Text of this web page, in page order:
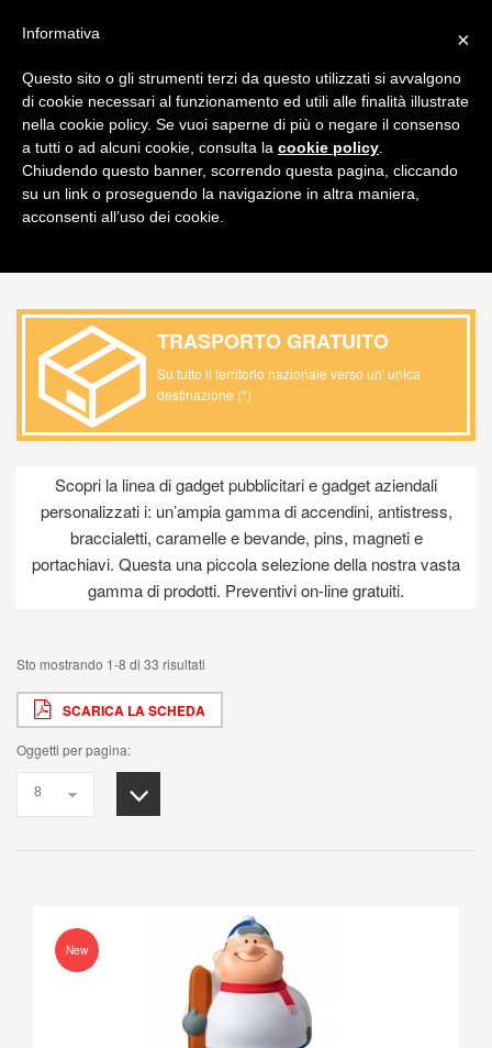
PRODOTTO / OMAGGI PROMOZIONALI /
ANTISTRESS
TRASPORTO GRATUITO
Su tutto il territorio nazionale verso un' unica
destinazione (*)
Scopri la linea di gadget pubblicitari e gadget aziendali
personalizzati i: un’ampia gamma di accendini, antistress,
braccialetti, caramelle e bevande, pins, magneti e
portachiavi. Questa una piccola selezione della nostra vasta
gamma di prodotti. Preventivi on-line gratuiti.
Sto mostrando 1-8 di 33 risultati
SCARICA LA SCHEDA
Oggetti per pagina:
New
×
Informativa
Questo sito o gli strumenti terzi da questo utilizzati si avvalgono
di cookie necessari al funzionamento ed utili alle finalità illustrate
nella cookie policy. Se vuoi saperne di più o negare il consenso
a tutti o ad alcuni cookie, consulta la cookie policy
Chiudendo questo banner, scorrendo questa pagina, cliccando
su un link o proseguendo la navigazione in altra maniera,
acconsenti all’uso dei cookie.